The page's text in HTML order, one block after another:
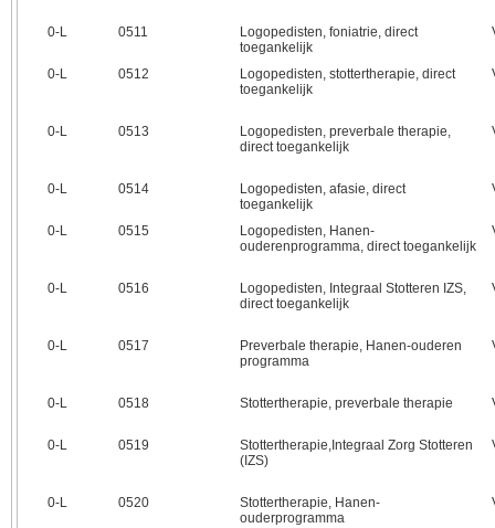
0‑L 0511
Logopedisten, foniatrie, direct
toegankelijk
0‑L 0512
Logopedisten, stottertherapie, direct
toegankelijk
0‑L 0513
Logopedisten, preverbale therapie,
direct toegankelijk
0‑L 0514
Logopedisten, afasie, direct
toegankelijk
0‑L 0515
Logopedisten, Hanen-
ouderenprogramma, direct toegankelijk
0‑L 0516
Logopedisten, Integraal Stotteren IZS,
direct toegankelijk
0‑L 0517
Preverbale therapie, Hanen-ouderen
programma
0‑L 0518 Stottertherapie, preverbale therapie
0‑L 0519
Stottertherapie,Integraal Zorg Stotteren
(IZS)
0‑L 0520
Stottertherapie, Hanen-
ouderprogramma